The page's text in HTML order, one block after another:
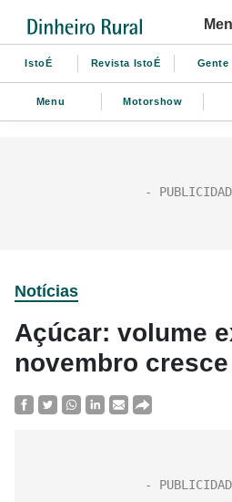
IstoÉ Revista IstoÉ Gente
Menu Motorshow
Notícias
Açúcar: volume
novembro cresce